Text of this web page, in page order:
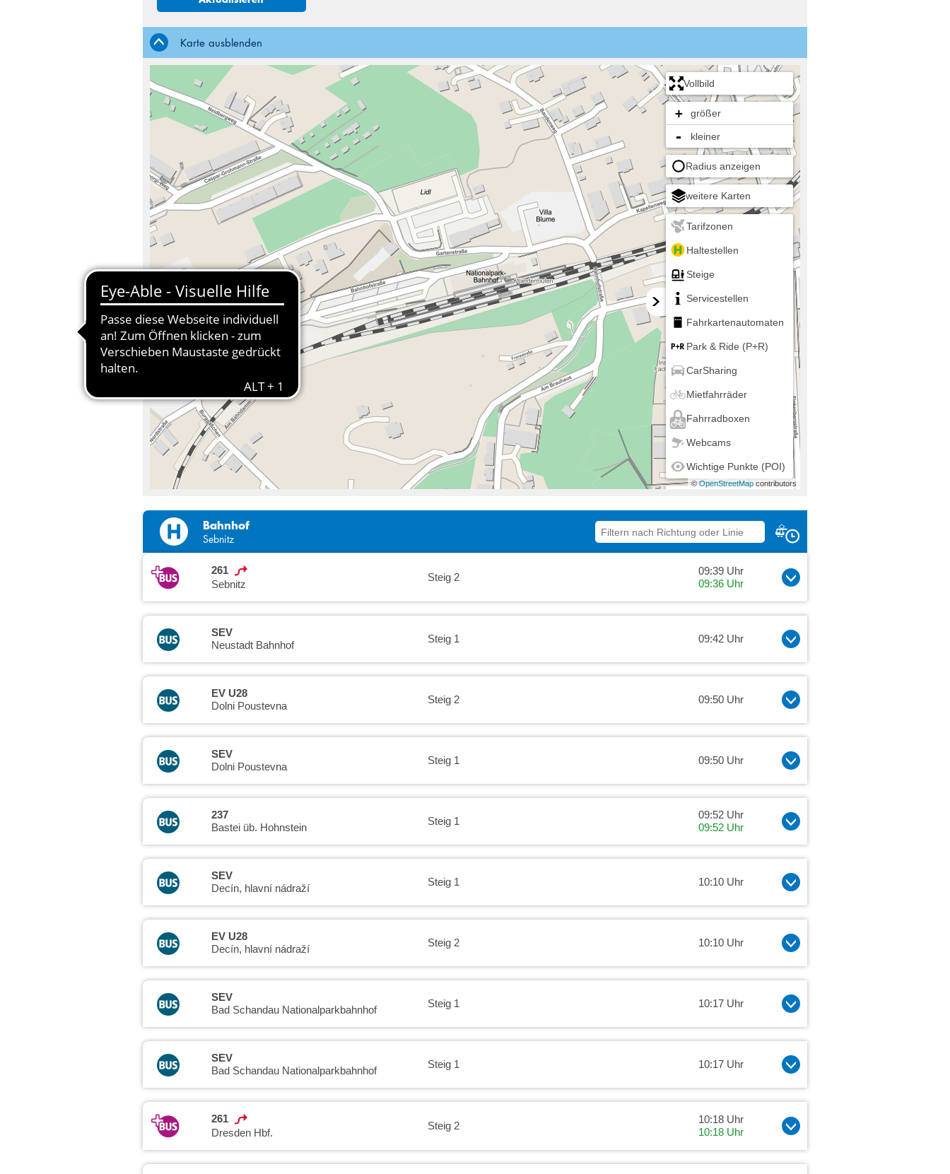
10 11 12 13 14 15 16
25 26 27 28 29 30
2 3 4 6
13:00
14:30
15:00
15:30
16:00
17:00
17:30
18:00
18:30
19:00
19:30
20:00
21:30
22:30
Karte ausblenden
Vollbild
+ größer
- kleiner
Radius anzeigen
weitere Karten
Tarifzonen
Haltestellen
Steige
Servicestellen
Fahrkartenautomaten
Park & Ride (P+R)
CarSharing
Mietfahrräder
Fahrradboxen
Webcams
Wichtige Punkte (POI)
©OpenStreetMap contributors
Bahnhof
Sebnitz
261
Sebnitz
Steig 2
09:39 Uhr
09:36 Uhr
SEV
Neustadt Bahnhof
Steig 1 09:42 Uhr
EV U28
Dolni Poustevna
Steig 2 09:50 Uhr
SEV
Dolni Poustevna
Steig 1 09:50 Uhr
237
Bastei üb. Hohnstein
Steig 1
09:52 Uhr
09:52 Uhr
SEV
Decín, hlavní nádraží
Steig 1 10:10 Uhr
EV U28
Decín, hlavní nádraží
Steig 2 10:10 Uhr
SEV
Bad Schandau Nationalparkbahnhof
Steig 1 10:17 Uhr
SEV
Bad Schandau Nationalparkbahnhof
Steig 1 10:17 Uhr
261
Dresden Hbf.
Steig 2
10:18 Uhr
10:18 Uhr